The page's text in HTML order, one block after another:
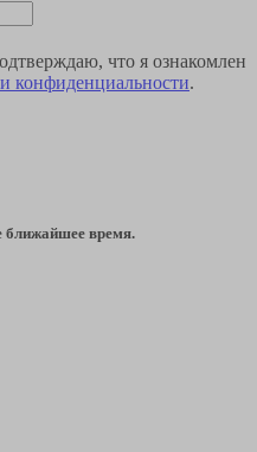
что я ознакомлен
конфиденциальности.
ближайшее время.